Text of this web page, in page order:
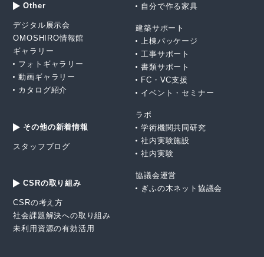
自分で作る家具
建築サポート
上棟パッケージ
工事サポート
書類サポート
FC・VC支援
イベント・セミナー
ラボ
学術機関共同研究
社内実験施設
社内実験
協議会運営
ぎふの木ネット協議会
Other
デジタル展示会
OMOSHIRO情報館
ギャラリー
フォトギャラリー
動画ギャラリー
カタログ紹介
その他の新着情報
スタッフブログ
CSRの取り組み
CSRの考え方
社会課題解決への取り組み
未利用資源の有効活用